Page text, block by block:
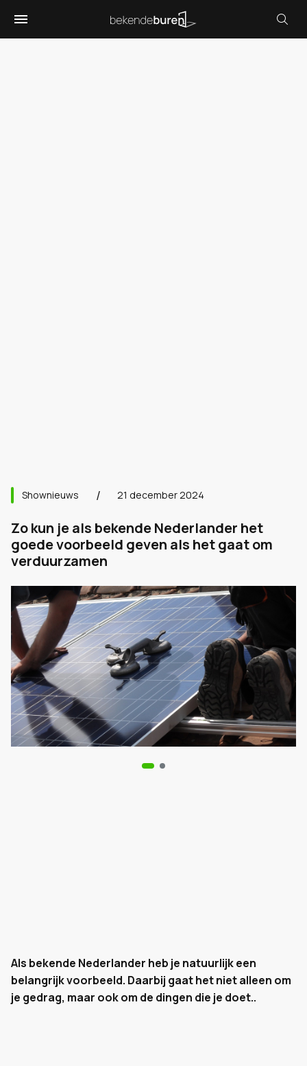
Shownieuws 21 december 2024
Zo kun je als bekende Nederlander het
goede voorbeeld geven als het gaat om
verduurzamen
Als bekende Nederlander heb je natuurlijk een
belangrijk voorbeeld. Daarbij gaat het niet alleen om
je gedrag, maar ook om de dingen die je doet..